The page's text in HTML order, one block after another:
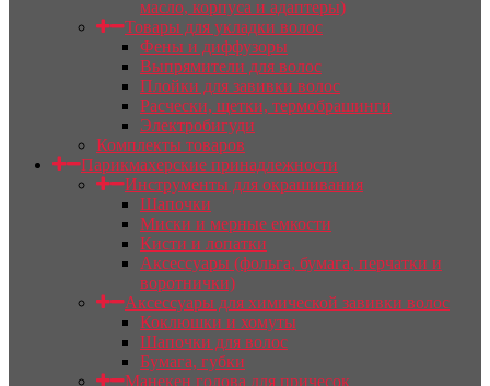
масло, корпуса и адаптеры)
Товары для укладки волос
Фены и диффузоры
Выпрямители для волос
Плойки для завивки волос
Расчески, щетки, термобрашинги
Электробигуди
Комплекты товаров
Парикмахерские принадлежности
Инструменты для окрашивания
Шапочки
Миски и мерные емкости
Кисти и лопатки
Аксессуары (фольга, бумага, перчатки и
воротнички)
Аксессуары для химической завивки волос
Коклюшки и хомуты
Шапочки для волос
Бумага, губки
Манекен голова для причесок